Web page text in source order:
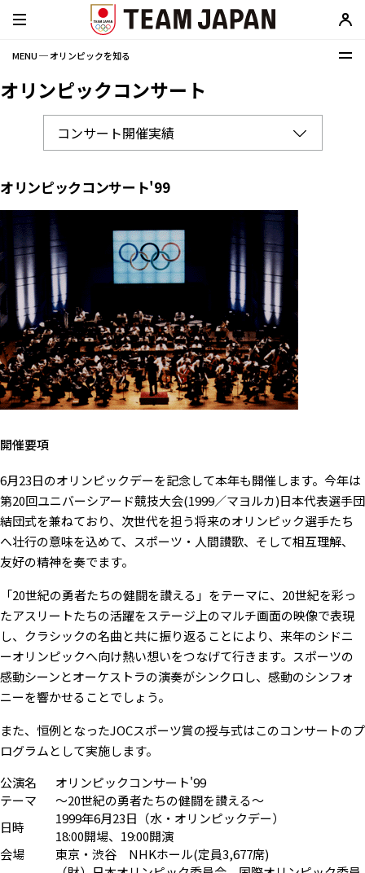
MENU ─ オリンピックを知る
オリンピックコンサート
オリンピックコンサート'99
開催要項
6月23日のオリンピックデーを記念して本年も開催します。今年は
第20回ユニバーシアード競技大会(1999／マヨルカ)日本代表選手団
結団式を兼ねており、次世代を担う将来のオリンピック選手たち
へ壮行の意味を込めて、スポーツ・人間讃歌、そして相互理解、
友好の精神を奏でます。
「20世紀の勇者たちの健闘を讃える」をテーマに、20世紀を彩っ
たアスリートたちの活躍をステージ上のマルチ画面の映像で表現
し、クラシックの名曲と共に振り返ることにより、来年のシドニ
ーオリンピックへ向け熱い想いをつなげて行きます。スポーツの
感動シーンとオーケストラの演奏がシンクロし、感動のシンフォ
ニーを響かせることでしょう。
また、恒例となったJOCスポーツ賞の授与式はこのコンサートのプ
ログラムとして実施します。
公演名
オリンピックコンサート'99
テーマ
〜20世紀の勇者たちの健闘を讃える〜
日時
1999年6月23日（水・オリンピックデー）
18:00開場、19:00開演
会場
東京・渋谷 NHKホール(定員3,677席)